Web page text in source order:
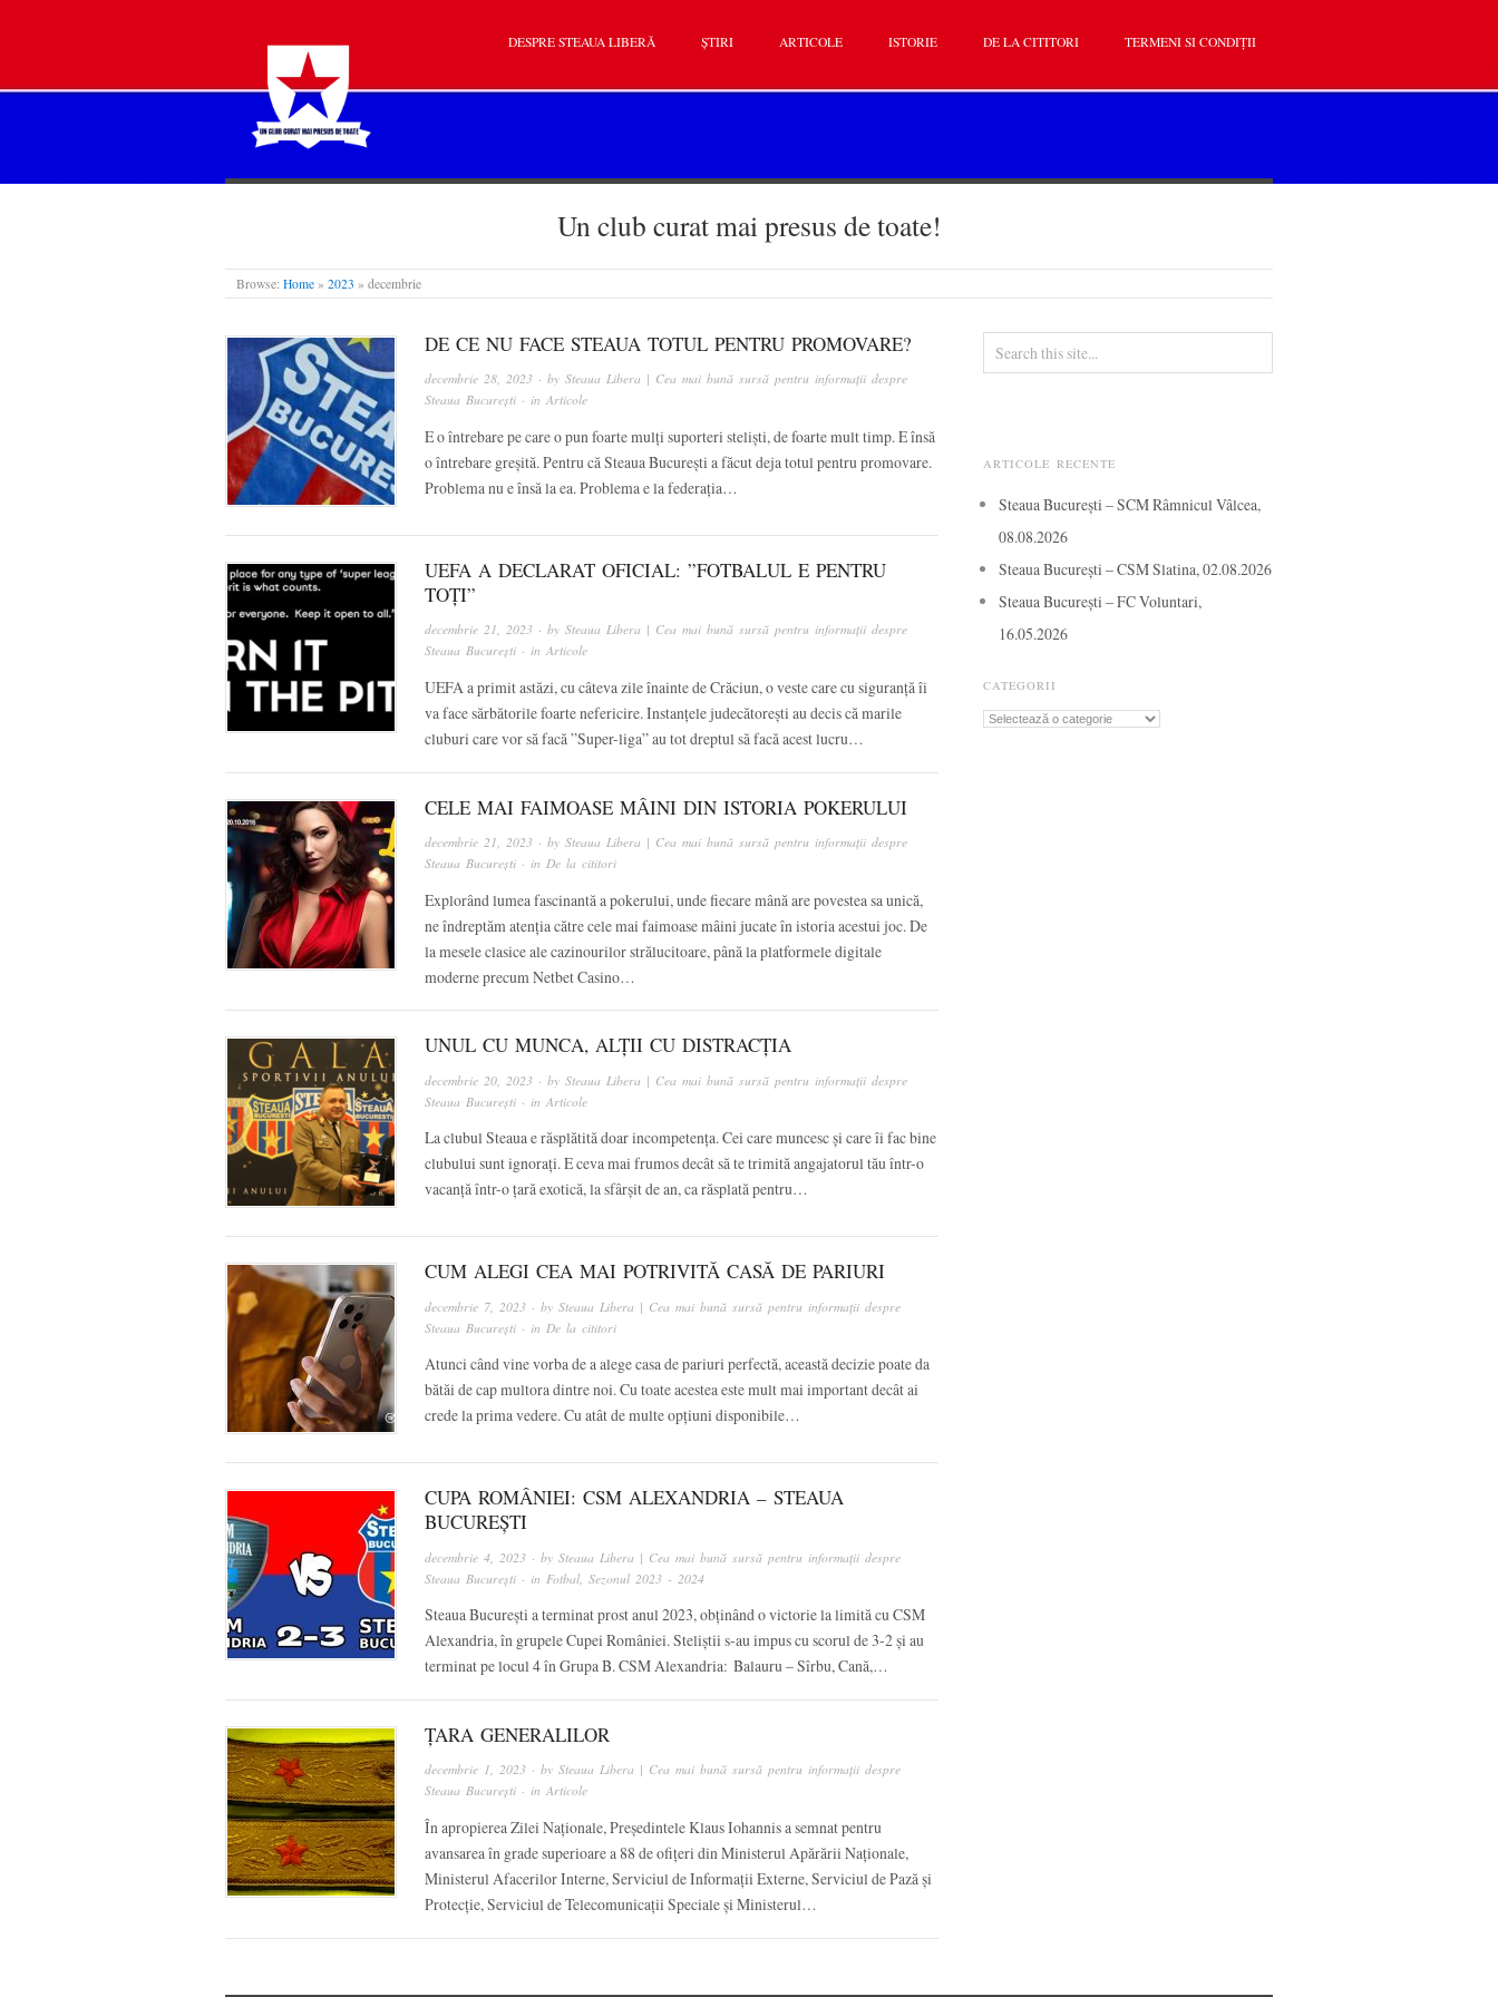
STEAUA LIBERĂ
DESPRE STEAUA LIBERĂ ȘTIRI ARTICOLE ISTORIE DE LA CITITORI TERMENI SI CONDIȚII
Un club curat mai presus de toate!
Browse: Home » 2023 » decembrie
DE CE NU FACE STEAUA TOTUL PENTRU PROMOVARE?
decembrie 28, 2023 · by Steaua Libera | Cea mai bună sursă pentru informații despre
Steaua București · in Articole
E o întrebare pe care o pun foarte mulți suporteri steliști, de foarte mult timp. E însă
o întrebare greșită. Pentru că Steaua București a făcut deja totul pentru promovare.
Problema nu e însă la ea. Problema e la federația…
UEFA A DECLARAT OFICIAL: ”FOTBALUL E PENTRU
TOȚI”
decembrie 21, 2023 · by Steaua Libera | Cea mai bună sursă pentru informații despre
Steaua București · in Articole
UEFA a primit astăzi, cu câteva zile înainte de Crăciun, o veste care cu siguranță îi
va face sărbătorile foarte nefericire. Instanțele judecătorești au decis că marile
cluburi care vor să facă ”Super-liga” au tot dreptul să facă acest lucru…
CELE MAI FAIMOASE MÂINI DIN ISTORIA POKERULUI
decembrie 21, 2023 · by Steaua Libera | Cea mai bună sursă pentru informații despre
Steaua București · in De la cititori
Explorând lumea fascinantă a pokerului, unde fiecare mână are povestea sa unică,
ne îndreptăm atenția către cele mai faimoase mâini jucate în istoria acestui joc. De
la mesele clasice ale cazinourilor strălucitoare, până la platformele digitale
moderne precum Netbet Casino…
UNUL CU MUNCA, ALȚII CU DISTRACȚIA
decembrie 20, 2023 · by Steaua Libera | Cea mai bună sursă pentru informații despre
Steaua București · in Articole
La clubul Steaua e răsplătită doar incompetența. Cei care muncesc și care îi fac bine
clubului sunt ignorați. E ceva mai frumos decât să te trimită angajatorul tău într-o
vacanță într-o țară exotică, la sfârșit de an, ca răsplată pentru…
CUM ALEGI CEA MAI POTRIVITĂ CASĂ DE PARIURI
decembrie 7, 2023 · by Steaua Libera | Cea mai bună sursă pentru informații despre
Steaua București · in De la cititori
Atunci când vine vorba de a alege casa de pariuri perfectă, această decizie poate da
bătăi de cap multora dintre noi. Cu toate acestea este mult mai important decât ai
crede la prima vedere. Cu atât de multe opțiuni disponibile…
CUPA ROMÂNIEI: CSM ALEXANDRIA – STEAUA
BUCUREȘTI
decembrie 4, 2023 · by Steaua Libera | Cea mai bună sursă pentru informații despre
Steaua București · in Fotbal Sezonul 2023 - 2024
Steaua București a terminat prost anul 2023, obținând o victorie la limită cu CSM
Alexandria, în grupele Cupei României. Steliștii s-au impus cu scorul de 3-2 și au
terminat pe locul 4 în Grupa B. CSM Alexandria: Balauru – Sîrbu, Cană,…
ȚARA GENERALILOR
decembrie 1, 2023 · by Steaua Libera | Cea mai bună sursă pentru informații despre
Steaua București · in Articole
În apropierea Zilei Naționale, Președintele Klaus Iohannis a semnat pentru
avansarea în grade superioare a 88 de ofițeri din Ministerul Apărării Naționale,
Ministerul Afacerilor Interne, Serviciul de Informații Externe, Serviciul de Pază și
Protecție, Serviciul de Telecomunicații Speciale și Ministerul…
ARTICOLE RECENTE
Steaua București – SCM Râmnicul Vâlcea,
08.08.2026
Steaua București – CSM Slatina, 02.08.2026
Steaua București – FC Voluntari,
16.05.2026
CATEGORII
Categorii